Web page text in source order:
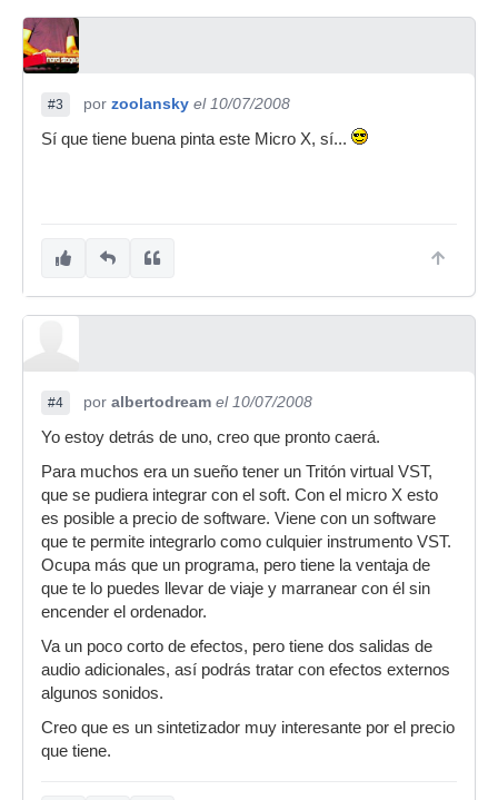
#3 por zoolansky el 10/07/2008
Sí que tiene buena pinta este Micro X, sí...
#4 por albertodream el 10/07/2008
Yo estoy detrás de uno, creo que pronto caerá.
Para muchos era un sueño tener un Tritón virtual VST,
que se pudiera integrar con el soft. Con el micro X esto
es posible a precio de software. Viene con un software
que te permite integrarlo como culquier instrumento VST.
Ocupa más que un programa, pero tiene la ventaja de
que te lo puedes llevar de viaje y marranear con él sin
encender el ordenador.
Va un poco corto de efectos, pero tiene dos salidas de
audio adicionales, así podrás tratar con efectos externos
algunos sonidos.
Creo que es un sintetizador muy interesante por el precio
que tiene.